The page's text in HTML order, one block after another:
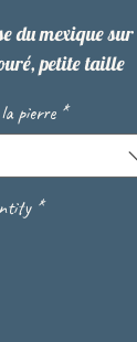
du mexique sur
petite taille
pierre *
*